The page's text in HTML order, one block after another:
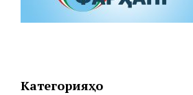
Категорияҳо